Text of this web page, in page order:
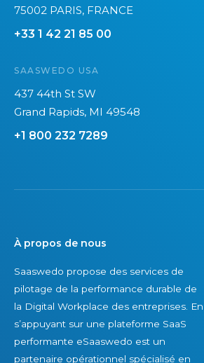
75002 PARIS, FRANCE
+33 1 42 21 85 00
SAASWEDO USA
437 44th St SW
Grand Rapids, MI 49548
+1 800 232 7289
À propos de nous
Saaswedo propose des services de
pilotage de la performance durable de
la Digital Workplace des entreprises. En
s’appuyant sur une plateforme SaaS
performante eSaaswedo est un
partenaire opérationnel spécialisé en